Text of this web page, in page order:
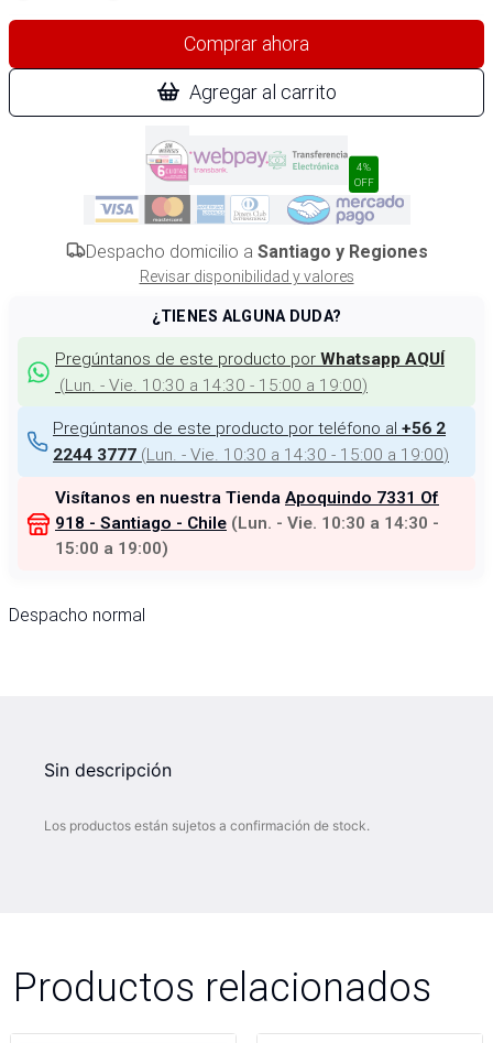
Comprar ahora
Agregar al carrito
4%
OFF
Despacho domicilio a Santiago y Regiones
Revisar disponibilidad y valores
¿TIENES ALGUNA DUDA?
Pregúntanos de este producto por Whatsapp AQUÍ
(Lun. - Vie. 10:30 a 14:30 - 15:00 a 19:00)
Pregúntanos de este producto por teléfono al +56 2
2244 3777 (Lun. - Vie. 10:30 a 14:30 - 15:00 a 19:00)
Visítanos en nuestra Tienda Apoquindo 7331 Of
918 - Santiago - Chile (Lun. - Vie. 10:30 a 14:30 -
15:00 a 19:00)
Despacho normal
Sin descripción
Los productos están sujetos a confirmación de stock.
Productos relacionados